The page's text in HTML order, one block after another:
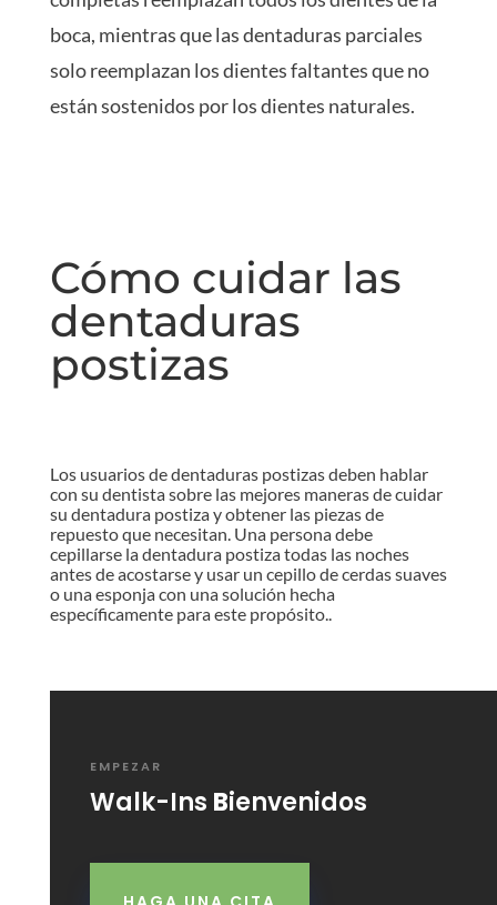
boca, mientras que las dentaduras parciales
solo reemplazan los dientes faltantes que no
están sostenidos por los dientes naturales.
Cómo cuidar las
dentaduras
postizas
Los usuarios de dentaduras postizas deben hablar
con su dentista sobre las mejores maneras de cuidar
su dentadura postiza y obtener las piezas de
repuesto que necesitan. Una persona debe
cepillarse la dentadura postiza todas las noches
antes de acostarse y usar un cepillo de cerdas suaves
o una esponja con una solución hecha
específicamente para este propósito..
EMPEZAR
Walk-Ins Bienvenidos